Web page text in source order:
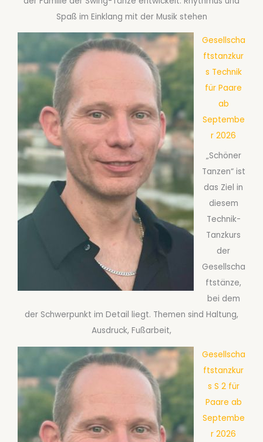
Spaß im Einklang mit der Musik stehen
Gesellscha
ftstanzkur
s Technik
für Paare
ab
Septembe
r 2026
„Schöner
Tanzen“ ist
das Ziel in
diesem
Technik-
Tanzkurs
der
Gesellscha
ftstänze,
bei dem
der Schwerpunkt im Detail liegt. Themen sind Haltung,
Ausdruck, Fußarbeit,
Gesellscha
ftstanzkur
s S 2 für
Paare ab
Septembe
r 2026